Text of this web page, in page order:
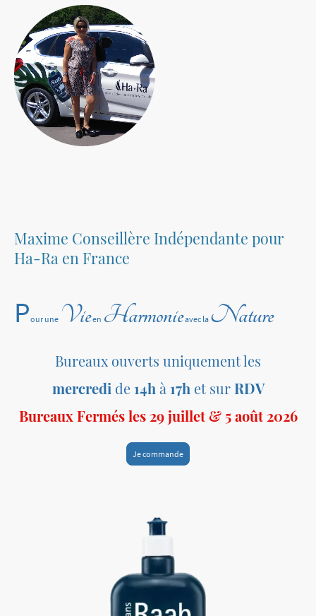
Maxime Conseillère Indépendante pour
Ha-Ra en France
Pour une Vieen Harmonieavec la Nature
Bureaux ouverts uniquement les
mercredi de14h à 17h et surRDV
Bureaux Fermés les 29 juillet & 5 août 2026
Je commande